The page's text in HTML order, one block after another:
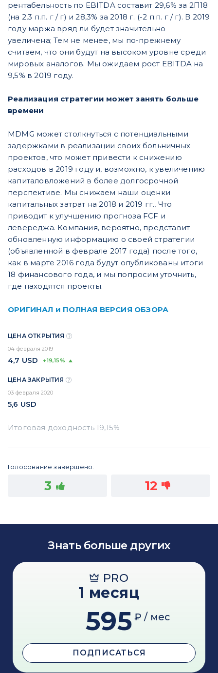
рентабельность по EBITDA составит 29,6% за 2П18
(на 2,3 п.п. г / г) и 28,3% за 2018 г. (-2 п.п. г / г). В 2019
году маржа вряд ли будет значительно
увеличена; Тем не менее, мы по-прежнему
считаем, что они будут на высоком уровне среди
мировых аналогов. Мы ожидаем рост EBITDA на
9,5% в 2019 году.
Реализация стратегии может занять больше
времени
MDMG может столкнуться с потенциальными
задержками в реализации своих больничных
проектов, что может привести к снижению
расходов в 2019 году и, возможно, к увеличению
капиталовложений в более долгосрочной
перспективе. Мы снижаем наши оценки
капитальных затрат на 2018 и 2019 гг., Что
приводит к улучшению прогноза FCF и
левереджа. Компания, вероятно, представит
обновленную информацию о своей стратегии
(объявленной в феврале 2017 года) после того,
как в марте 2016 года будут опубликованы итоги
18 финансового года, и мы попросим уточнить,
где находятся проекты.
ОРИГИНАЛ и ПОЛНАЯ ВЕРСИЯ ОБЗОРА
ЦЕНА ОТКРЫТИЯ
04 февраля 2019
4,7 USD +19,15%
ЦЕНА ЗАКРЫТИЯ
03 февраля 2020
5,6 USD
Голосование завершено.
3 12
Знать больше других
PRO
1 месяц
595 ₽ / мес
ПОДПИСАТЬСЯ